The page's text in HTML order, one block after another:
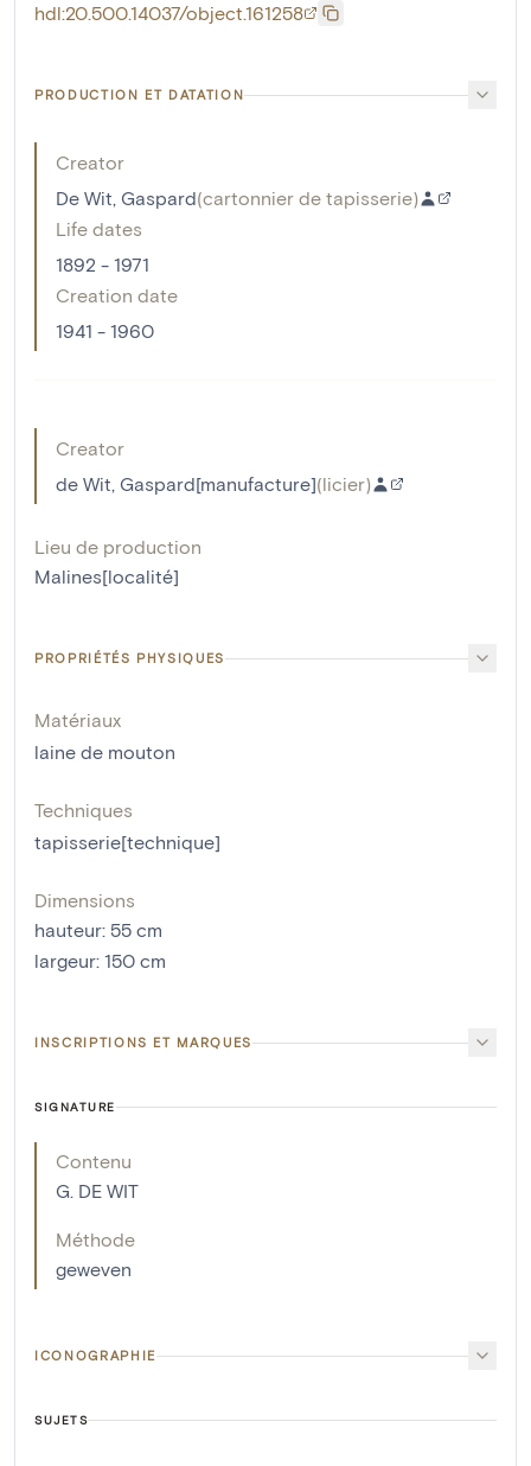
hdl:20.500.14037/object.161258
PRODUCTION ET DATATION
Creator
De Wit, Gaspard(cartonnier de tapisserie)
Life dates
1892 - 1971
Creation date
1941 - 1960
Creator
de Wit, Gaspard[manufacture](licier)
Lieu de production
Malines[localité]
PROPRIÉTÉS PHYSIQUES
Matériaux
laine de mouton
Techniques
tapisserie[technique]
Dimensions
hauteur: 55 cm
largeur: 150 cm
INSCRIPTIONS ET MARQUES
SIGNATURE
Contenu
G. DE WIT
Méthode
geweven
ICONOGRAPHIE
SUJETS